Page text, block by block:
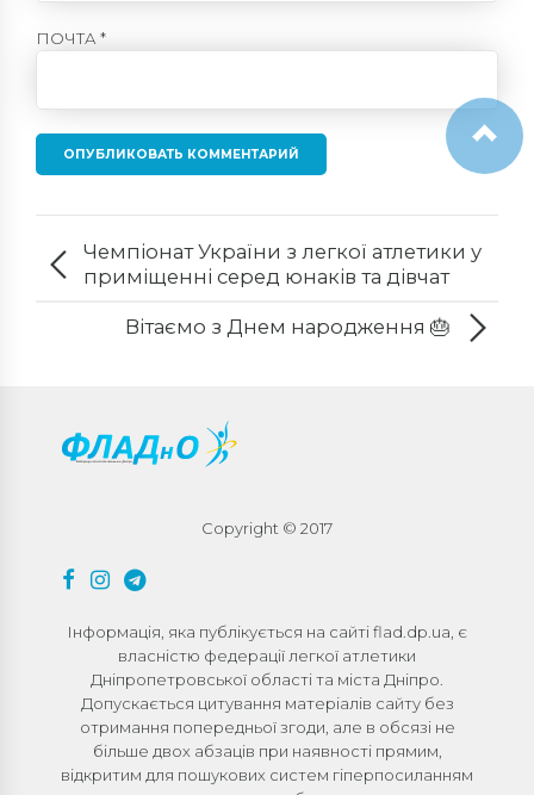
ПОЧТА *
ОПУБЛИКОВАТЬ КОММЕНТАРИЙ
Чемпіонат України з легкої атлетики у
приміщенні серед юнаків та дівчат
Вітаємо з Днем народження 🎂
Copyright © 2017
Інформація, яка публікується на сайті flad.dp.ua, є
власністю федерації легкої атлетики
Дніпропетровської області та міста Дніпро.
Допускається цитування матеріалів сайту без
отримання попередньої згоди, але в обсязі не
більше двох абзаців при наявності прямим,
відкритим для пошукових систем гіперпосиланням